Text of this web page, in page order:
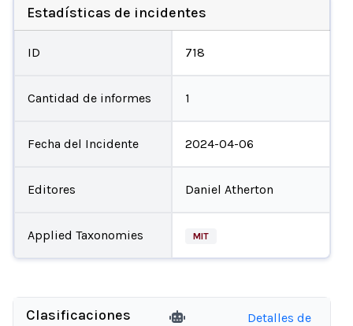
Estadísticas de incidentes
ID 718
Cantidad de informes 1
Fecha del Incidente 2024-04-06
Editores Daniel Atherton
Applied Taxonomies MIT
Clasificaciones
Detalles de